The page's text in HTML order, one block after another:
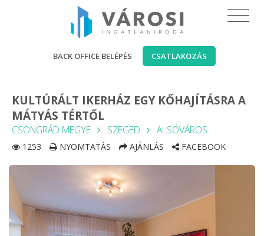
BACK OFFICE BELÉPÉS CSATLAKOZÁS
KULTÚRÁLT IKERHÁZ EGY KŐHAJÍTÁSRA A
MÁTYÁS TÉRTŐL
CSONGRÁD MEGYE SZEGED ALSÓVÁROS
1253 NYOMTATÁS AJÁNLÁS FACEBOOK